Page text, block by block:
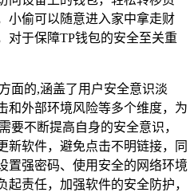
小偷可以随意进入家中拿走财
对于保障TP钱包的安全至关重
面的,涵盖了用户安全意识淡
和外部环境风险等多个维度，为
要不断提高自身的安全意识，
新软件，避免点击不明链接，同
置强密码、使用安全的网络环境
责任，加强软件的安全防护，